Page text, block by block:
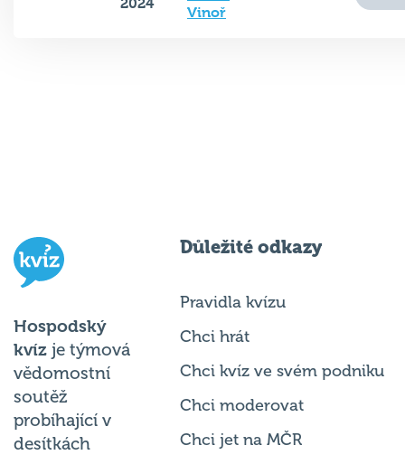
Vinoř
Hospodský
kvíz je týmová
vědomostní
soutěž
probíhající v
desítkách
Důležité odkazy
Pravidla kvízu
Chci hrát
Chci kvíz ve svém podniku
Chci moderovat
Chci jet na MČR